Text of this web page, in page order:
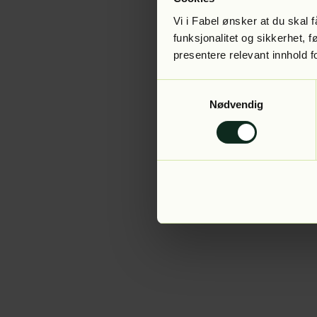
Vi i Fabel ønsker at du skal
funksjonalitet og sikkerhet,
presentere relevant innhold
Nødvendig
Application